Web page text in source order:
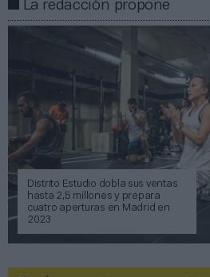
La redacción propone
Distrito Estudio dobla sus ventas
hasta 2,5 millones y prepara
cuatro aperturas en Madrid en
2023